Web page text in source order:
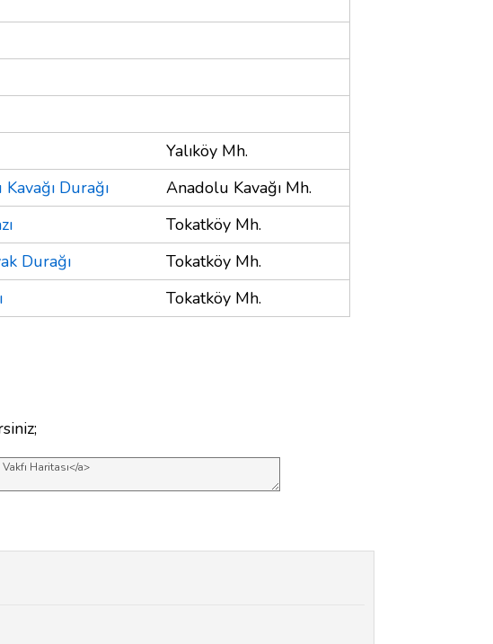
Yalıköy Mh.
Durağı
Anadolu Kavağı Mh.
Tokatköy Mh.
Durağı
Tokatköy Mh.
Tokatköy Mh.